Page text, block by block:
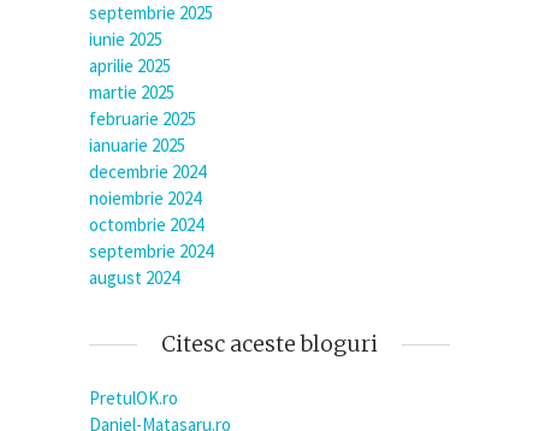
septembrie 2025
iunie 2025
aprilie 2025
martie 2025
februarie 2025
ianuarie 2025
decembrie 2024
noiembrie 2024
octombrie 2024
septembrie 2024
august 2024
Citesc aceste bloguri
PretulOK.ro
Daniel-Matasaru.ro